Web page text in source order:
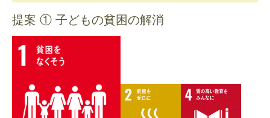
提案 ① 子どもの貧困の解消